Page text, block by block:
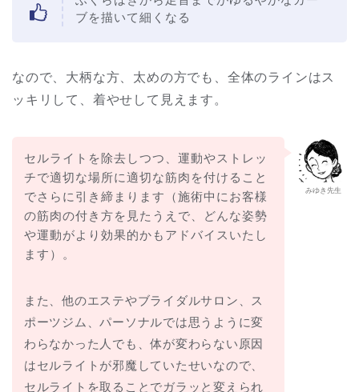
ブを描いて細くなる
なので、大柄な方、太めの方でも、全体のラインはス
ッキリして、着やせして見えます。
みゆき先生
セルライトを除去しつつ、運動やストレッ
チで適切な場所に適切な筋肉を付けること
でさらに引き締まります（施術中にお客様
の筋肉の付き方を見たうえで、どんな姿勢
や運動がより効果的かもアドバイスいたし
ます）。
また、他のエステやブライダルサロン、ス
ポーツジム、パーソナルでは思うように変
わらなかった人でも、体が変わらない原因
はセルライトが邪魔していたせいなので、
セルライトを取ることでガラッと変えられ